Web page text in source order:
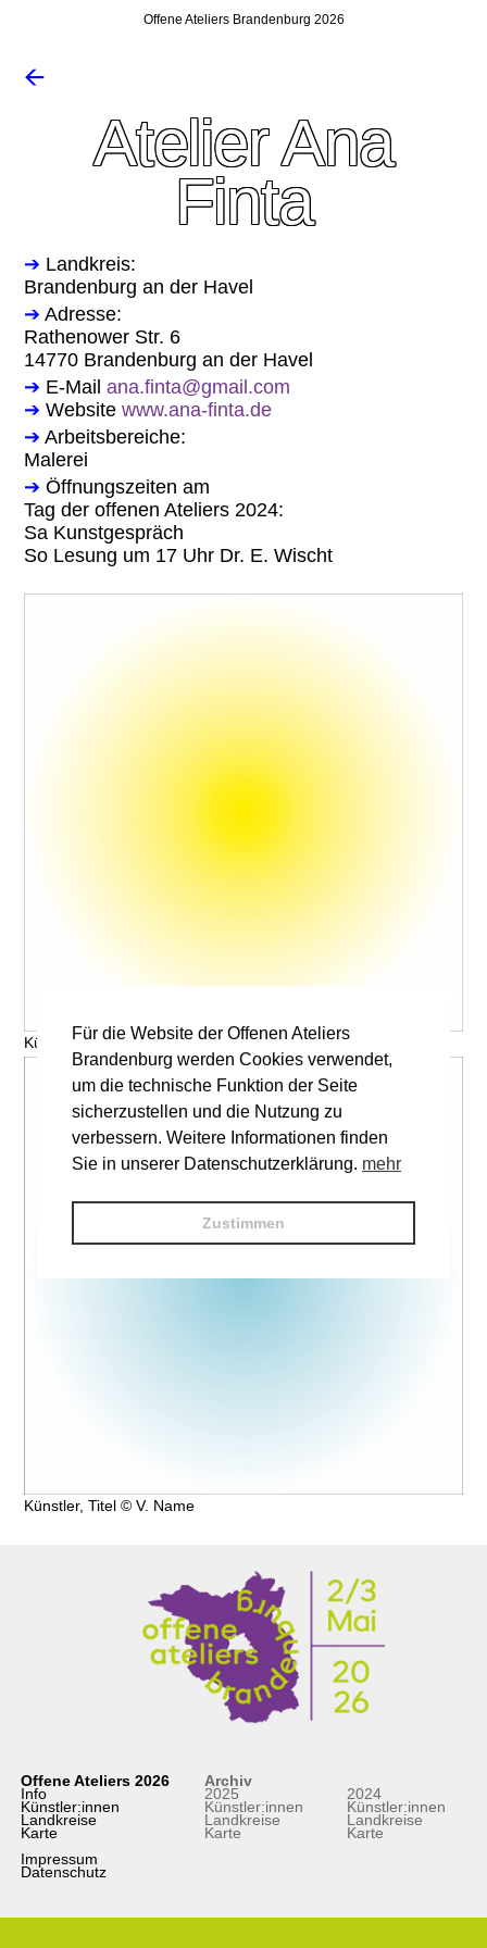
Offene Ateliers Brandenburg 2026
🡨
Atelier Ana
Finta
➔ Landkreis:
Brandenburg an der Havel
➔ Adresse:
Rathenower Str. 6
14770 Brandenburg an der Havel
➔ E-Mailana.finta@gmail.com
➔ Websitewww.ana-finta.de
➔ Arbeitsbereiche:
Malerei
➔ Öffnungszeiten am
Tag der offenen Ateliers 2024:
Sa Kunstgespräch
So Lesung um 17 Uhr Dr. E. Wischt
Künstler, Titel © V. Name
Künstler, Titel © V. Name
Offene Ateliers 2026
Info
Künstler:innen
Landkreise
Karte
Impressum
Datenschutz
Archiv
2025
Künstler:innen
Landkreise
Karte
2024
Künstler:innen
Landkreise
Karte
Für die Website der Offenen Ateliers
Brandenburg werden Cookies verwendet,
um die technische Funktion der Seite
sicherzustellen und die Nutzung zu
verbessern. Weitere Informationen finden
Sie in unserer Datenschutzerklärung. mehr
Zustimmen